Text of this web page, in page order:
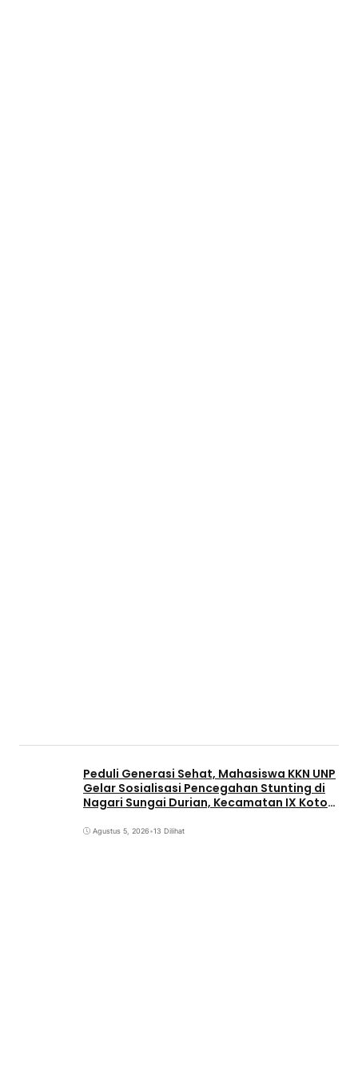
Peduli Generasi Sehat, Mahasiswa KKN UNP
Gelar Sosialisasi Pencegahan Stunting di
Nagari Sungai Durian, Kecamatan IX Koto
Agustus 5, 2026•13 Dilihat